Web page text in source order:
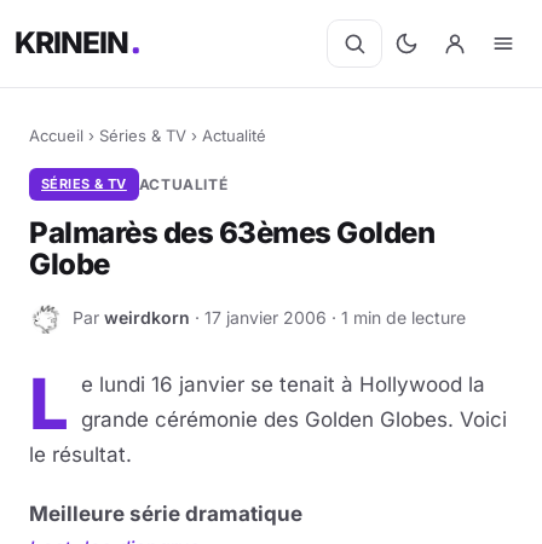
KRINEIN
Accueil › Séries & TV › Actualité
SÉRIES & TV ACTUALITÉ
Palmarès des 63èmes Golden
Globe
W Par weirdkorn · 17 janvier 2006 · 1 min de lecture
L
e lundi 16 janvier se tenait à Hollywood la
grande cérémonie des Golden Globes. Voici
le résultat.
Meilleure série dramatique